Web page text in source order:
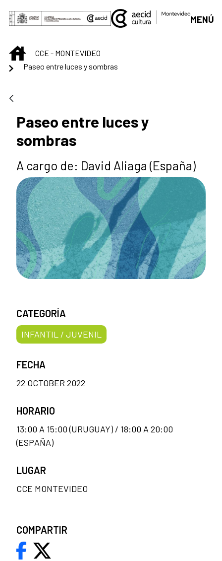
Skip to Main Content
MENÚ
INICIOCCE - MONTEVIDEO
Paseo entre luces y sombras
Paseo entre luces y
sombras
A cargo de: David Aliaga (España)
CATEGORÍA
INFANTIL / JUVENIL
FECHA
22 OCTOBER 2022
HORARIO
13:00 A 15:00 (URUGUAY) / 18:00 A 20:00
(ESPAÑA)
LUGAR
CCE MONTEVIDEO
COMPARTIR